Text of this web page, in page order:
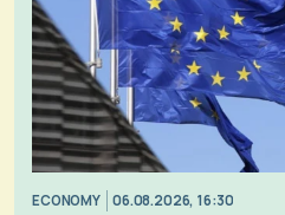
ECONOMY 06.08.2026, 16:30